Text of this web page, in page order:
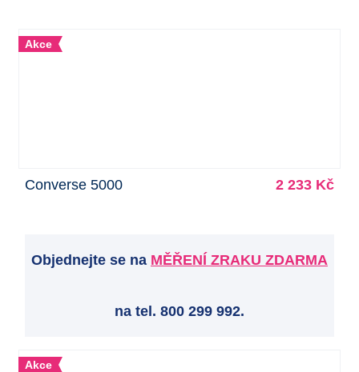
Akce
Converse 5000 2 233 Kč
Objednejte se na MĚŘENÍ ZRAKU ZDARMA
na tel. 800 299 992.
Akce